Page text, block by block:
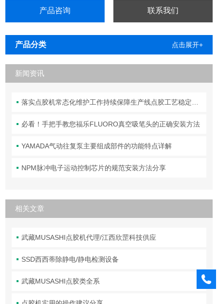
产品咨询 联系我们
产品分类 点击展开+
新闻资讯
落实点胶机常态化维护工作持续保障生产线点胶工艺稳定合规
必看！手把手教您福乐FLUORO真空吸笔头的正确安装方法
YAMADA气动往复泵主要组成部件的功能特点详解
NPM脉冲电子运动控制芯片的规范安装方法分享
相关文章
武藏MUSASHI点胶机代理/江西欣罡科技供应
SSD西西蒂除静电/静电检测设备
武藏MUSASHI点胶类全系